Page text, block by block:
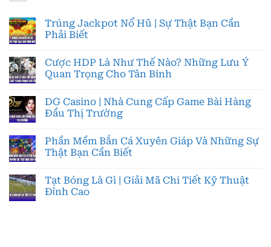
Trúng Jackpot Nổ Hũ | Sự Thật Bạn Cần
Phải Biết
Cược HDP Là Như Thế Nào? Những Lưu Ý
Quan Trọng Cho Tân Binh
DG Casino | Nhà Cung Cấp Game Bài Hàng
Đầu Thị Trường
Phần Mềm Bắn Cá Xuyên Giáp Và Những Sự
Thật Bạn Cần Biết
Tạt Bóng Là Gì | Giải Mã Chi Tiết Kỹ Thuật
Đỉnh Cao